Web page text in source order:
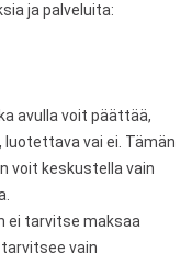
ja palveluita:
avulla voit päättää,
vai ei. Tämän
voit keskustella vain
ei tarvitse maksaa
vain